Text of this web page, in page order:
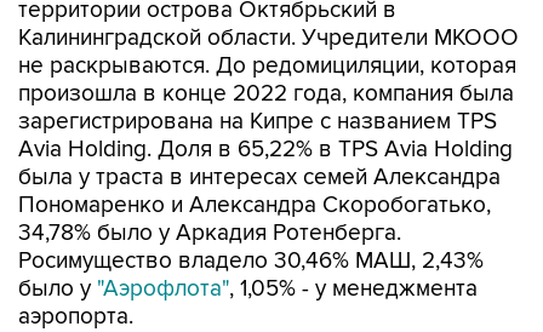
территории острова Октябрьский в
Калининградской области. Учредители МКООО
не раскрываются. До редомициляции, которая
произошла в конце 2022 года, компания была
зарегистрирована на Кипре с названием TPS
Avia Holding. Доля в 65,22% в TPS Avia Holding
была у траста в интересах семей Александра
Пономаренко и Александра Скоробогатько,
34,78% было у Аркадия Ротенберга.
Росимущество владело 30,46% МАШ, 2,43%
было у "Аэрофлота", 1,05% - у менеджмента
аэропорта.